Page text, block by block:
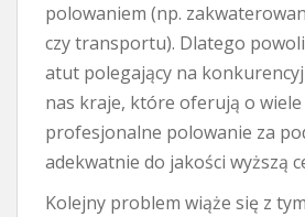
polowaniem (np.
czy transportu). Dlatego
atut polegający na
nas kraje, które oferują o
profesjonalne polowanie za
adekwatnie do jakości wyższą
Kolejny problem wiąże się z